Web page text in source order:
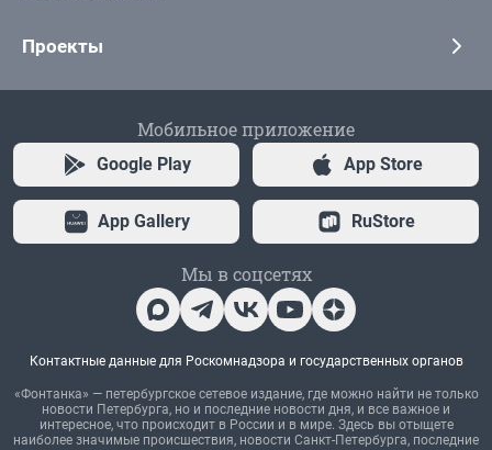
Проекты
Мобильное приложение
Google Play App Store
App Gallery RuStore
Мы в соцсетях
Контактные данные для Роскомнадзора и государственных органов
«Фонтанка» — петербургское сетевое издание, где можно найти не только
новости Петербурга, но и последние новости дня, и все важное и
интересное, что происходит в России и в мире. Здесь вы отыщете
наиболее значимые происшествия, новости Санкт-Петербурга, последние